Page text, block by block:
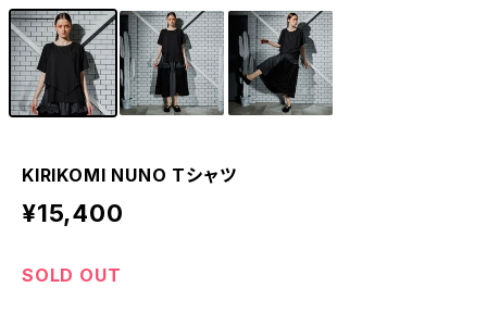
KIRIKOMI NUNO Tシャツ
¥15,400
SOLD OUT